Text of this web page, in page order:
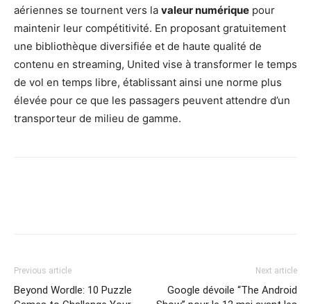
aériennes se tournent vers la valeur numérique pour
maintenir leur compétitivité. En proposant gratuitement
une bibliothèque diversifiée et de haute qualité de
contenu en streaming, United vise à transformer le temps
de vol en temps libre, établissant ainsi une norme plus
élevée pour ce que les passagers peuvent attendre d’un
transporteur de milieu de gamme.
Previous article
Beyond Wordle: 10 Puzzle
Next article
Google dévoile “The Android